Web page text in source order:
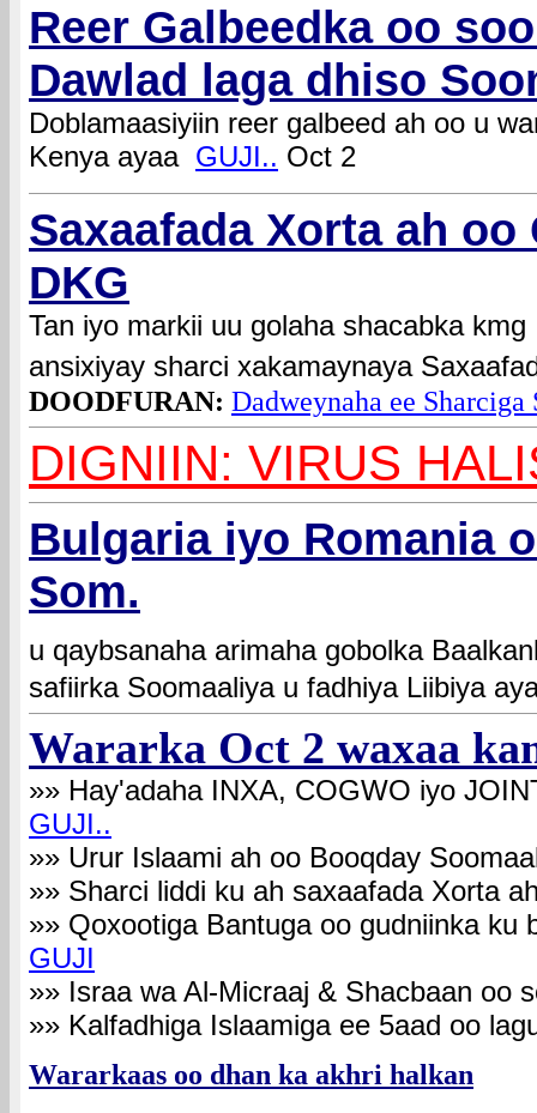
Reer Galbeedka oo
Dawlad laga dhiso
Doblamaasiyiin reer galbeed ah oo u
Kenya ayaa GUJI.. Oct 2
Saxaafada Xorta ah oo
DKG
Tan iyo markii uu golaha shacabka
ansixiyay sharci xakamaynaya
DOODFURAN: Dadweynaha ee Sharciga
DIGNIIN: VIRUS
Bulgaria iyo Romania
Som.
u qaybsanaha arimaha gobolka
safiirka Soomaaliya u fadhiya Liibiya
Wararka Oct 2 waxaa
»» Hay'adaha INXA, COGWO iyo
GUJI..
»» Urur Islaami ah oo Booqday
»» Sharci liddi ku ah saxaafada Xorta
»» Qoxootiga Bantuga oo gudniinka ku
GUJI
»» Israa wa Al-Micraaj & Shacbaan oo
»» Kalfadhiga Islaamiga ee 5aad oo
Wararkaas oo dhan ka akhri halkan